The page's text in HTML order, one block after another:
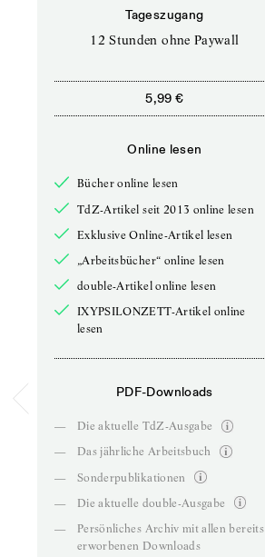
Tageszugang
12 Stunden ohne Paywall
5,99 €
Online lesen
Bücher online lesen
TdZ-Artikel seit 2013 online lesen
Exklusive Online-Artikel lesen
„Arbeitsbücher“ online lesen
double-Artikel online lesen
IXYPSILONZETT-Artikel online
lesen
PDF-Downloads
—
Die aktuelle TdZ-Ausgabe
—
Das jährliche Arbeitsbuch
—
Sonderpublikationen
—
Die aktuelle double-Ausgabe
—
Persönliches Archiv mit allen bereits
erworbenen Downloads